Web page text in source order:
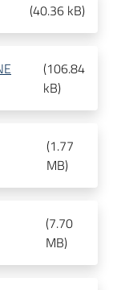
(40.36 kB)
(106.84
kB)
(1.77
MB)
(7.70
MB)